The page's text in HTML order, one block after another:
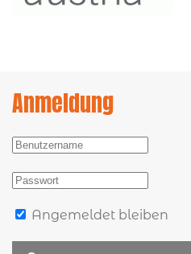
Anmeldung
Angemeldet bleiben